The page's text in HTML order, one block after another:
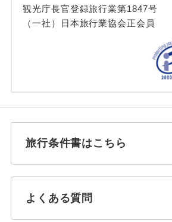
観光庁長官登録旅行業第1847号
（一社）日本旅行業協会正会員
旅行条件書はこちら
よくある質問